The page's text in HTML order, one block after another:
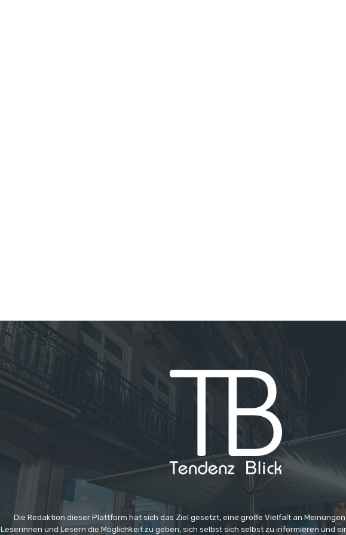
Die Redaktion dieser Plattform hat sich das Ziel gesetzt, eine große Vielfalt an
Leserinnen und Lesern die Möglichkeit zu geben, sich selbst sich selbst zu informieren und